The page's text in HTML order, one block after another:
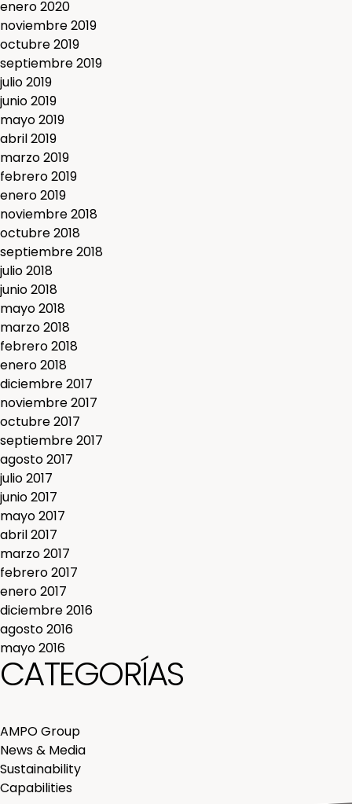
enero 2020
noviembre 2019
octubre 2019
septiembre 2019
julio 2019
junio 2019
mayo 2019
abril 2019
marzo 2019
febrero 2019
enero 2019
noviembre 2018
octubre 2018
septiembre 2018
julio 2018
junio 2018
mayo 2018
marzo 2018
febrero 2018
enero 2018
diciembre 2017
noviembre 2017
octubre 2017
septiembre 2017
agosto 2017
julio 2017
junio 2017
mayo 2017
abril 2017
marzo 2017
febrero 2017
enero 2017
diciembre 2016
agosto 2016
mayo 2016
CATEGORÍAS
AMPO Group
News & Media
Sustainability
Capabilities